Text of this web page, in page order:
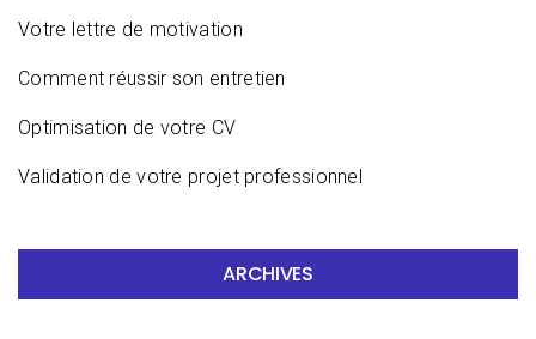
Votre lettre de motivation
Comment réussir son entretien
Optimisation de votre CV
Validation de votre projet professionnel
ARCHIVES